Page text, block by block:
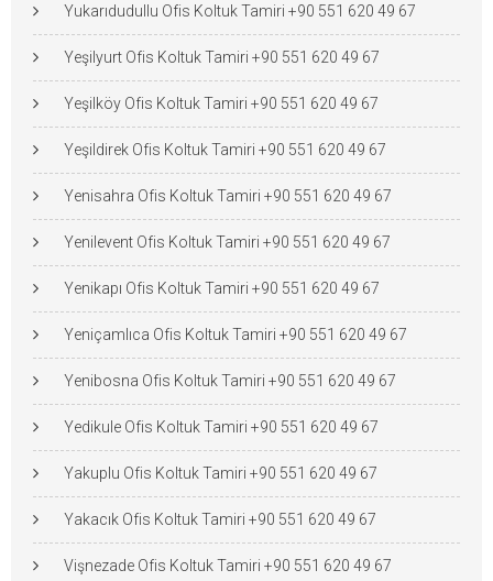
Yukarıdudullu Ofis Koltuk Tamiri +90 551 620 49 67
Yeşilyurt Ofis Koltuk Tamiri +90 551 620 49 67
Yeşilköy Ofis Koltuk Tamiri +90 551 620 49 67
Yeşildirek Ofis Koltuk Tamiri +90 551 620 49 67
Yenisahra Ofis Koltuk Tamiri +90 551 620 49 67
Yenilevent Ofis Koltuk Tamiri +90 551 620 49 67
Yenikapı Ofis Koltuk Tamiri +90 551 620 49 67
Yeniçamlıca Ofis Koltuk Tamiri +90 551 620 49 67
Yenibosna Ofis Koltuk Tamiri +90 551 620 49 67
Yedikule Ofis Koltuk Tamiri +90 551 620 49 67
Yakuplu Ofis Koltuk Tamiri +90 551 620 49 67
Yakacık Ofis Koltuk Tamiri +90 551 620 49 67
Vişnezade Ofis Koltuk Tamiri +90 551 620 49 67